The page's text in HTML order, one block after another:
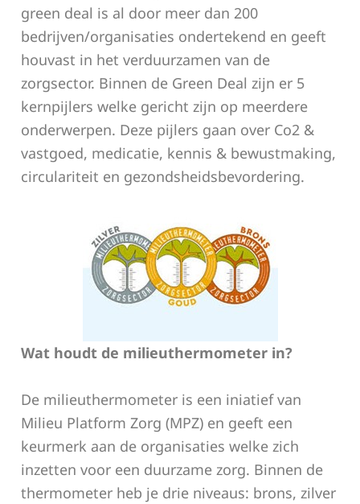
green deal is al door meer dan 200
bedrijven/organisaties ondertekend en geeft
houvast in het verduurzamen van de
zorgsector. Binnen de Green Deal zijn er 5
kernpijlers welke gericht zijn op meerdere
onderwerpen. Deze pijlers gaan over Co2 &
vastgoed, medicatie, kennis & bewustmaking,
circulariteit en gezondsheidsbevordering.
Wat houdt de milieuthermometer in?
De milieuthermometer is een iniatief van
Milieu Platform Zorg (MPZ) en geeft een
keurmerk aan de organisaties welke zich
inzetten voor een duurzame zorg. Binnen de
thermometer heb je drie niveaus: brons, zilver